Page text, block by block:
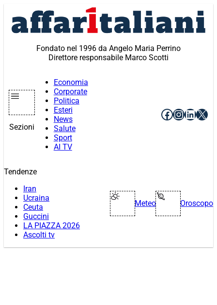
contenuto
Fondato nel 1996 da Angelo Maria Perrino
Direttore responsabile Marco Scotti
Sezioni
Economia
Corporate
Politica
Esteri
News
Salute
Sport
AI TV
Facebook
X
Tendenze
Iran
Ucraina
Ceuta
Guccini
LA PIAZZA 2026
Ascolti tv
Meteo Oroscopo